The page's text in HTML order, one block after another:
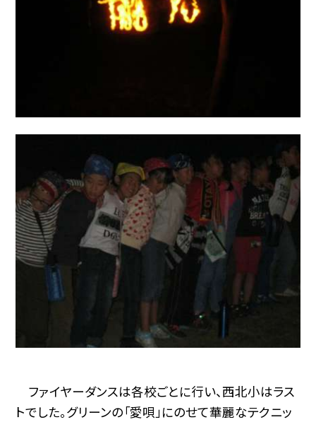
ファイヤーダンスは各校ごとに行い、西北小はラス
トでした。グリーンの「愛唄」にのせて華麗なテクニッ